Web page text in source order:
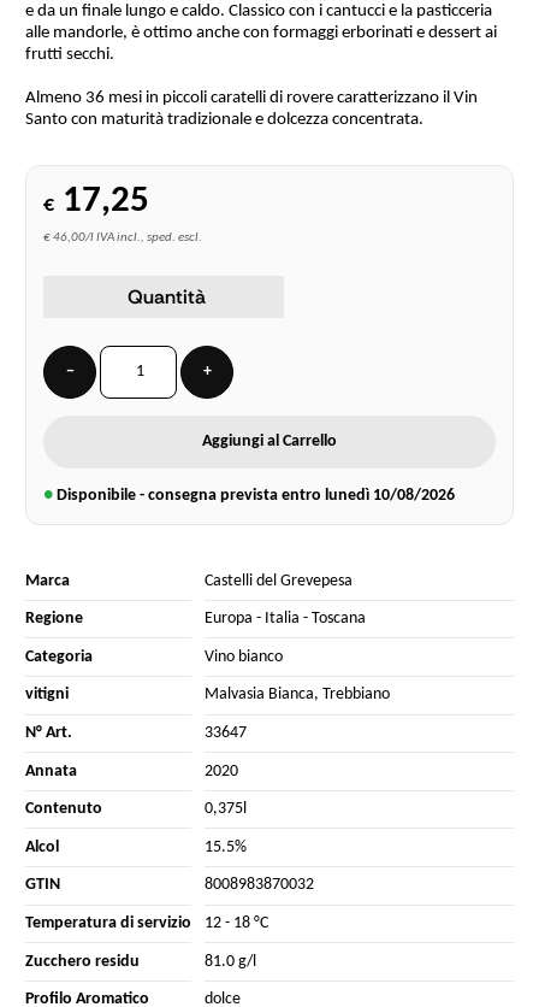
e da un finale lungo e caldo. Classico con i cantucci e la pasticceria
alle mandorle, è ottimo anche con formaggi erborinati e dessert ai
frutti secchi.
Almeno 36 mesi in piccoli caratelli di rovere caratterizzano il Vin
Santo con maturità tradizionale e dolcezza concentrata.
€ 17,25
€ 46,00/l IVA incl., sped. escl.
Quantità
− +
Aggiungi al Carrello
● Disponibile - consegna prevista entro lunedì 10/08/2026
Marca Castelli del Grevepesa
Regione Europa - Italia - Toscana
Categoria Vino bianco
vitigni Malvasia Bianca, Trebbiano
N° Art. 33647
Annata 2020
Contenuto 0,375l
Alcol 15.5%
GTIN 8008983870032
Temperatura di servizio 12 - 18 °C
Zucchero residu 81.0 g/l
Profilo Aromatico dolce